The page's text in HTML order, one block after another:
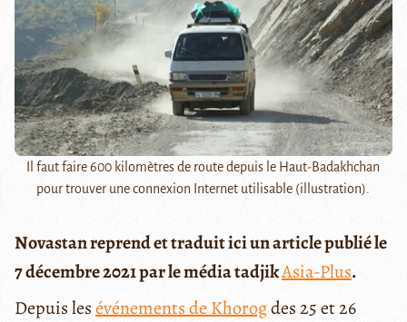
Il faut faire 600 kilomètres de route depuis le Haut-Badakhchan
pour trouver une connexion Internet utilisable (illustration).
Novastan reprend et traduit ici un article publié le
7 décembre 2021 par le média tadjikAsia-Plus.
Depuis lesévénements de Khorogdes 25 et 26